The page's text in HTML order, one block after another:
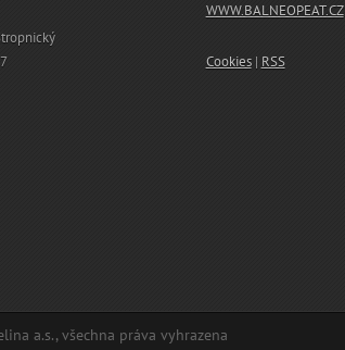
WWW.BALNEOPEAT.CZ
Cookies| RSS
a.s., všechna práva vyhrazena